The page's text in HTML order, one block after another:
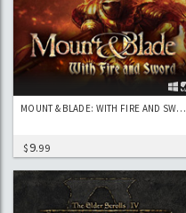
MOUNT & BLADE: WITH FIRE AND SWORD
$9.99